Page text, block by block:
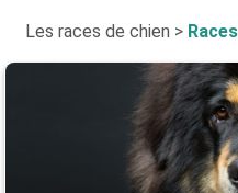
Les races de chien >
aucun conseil